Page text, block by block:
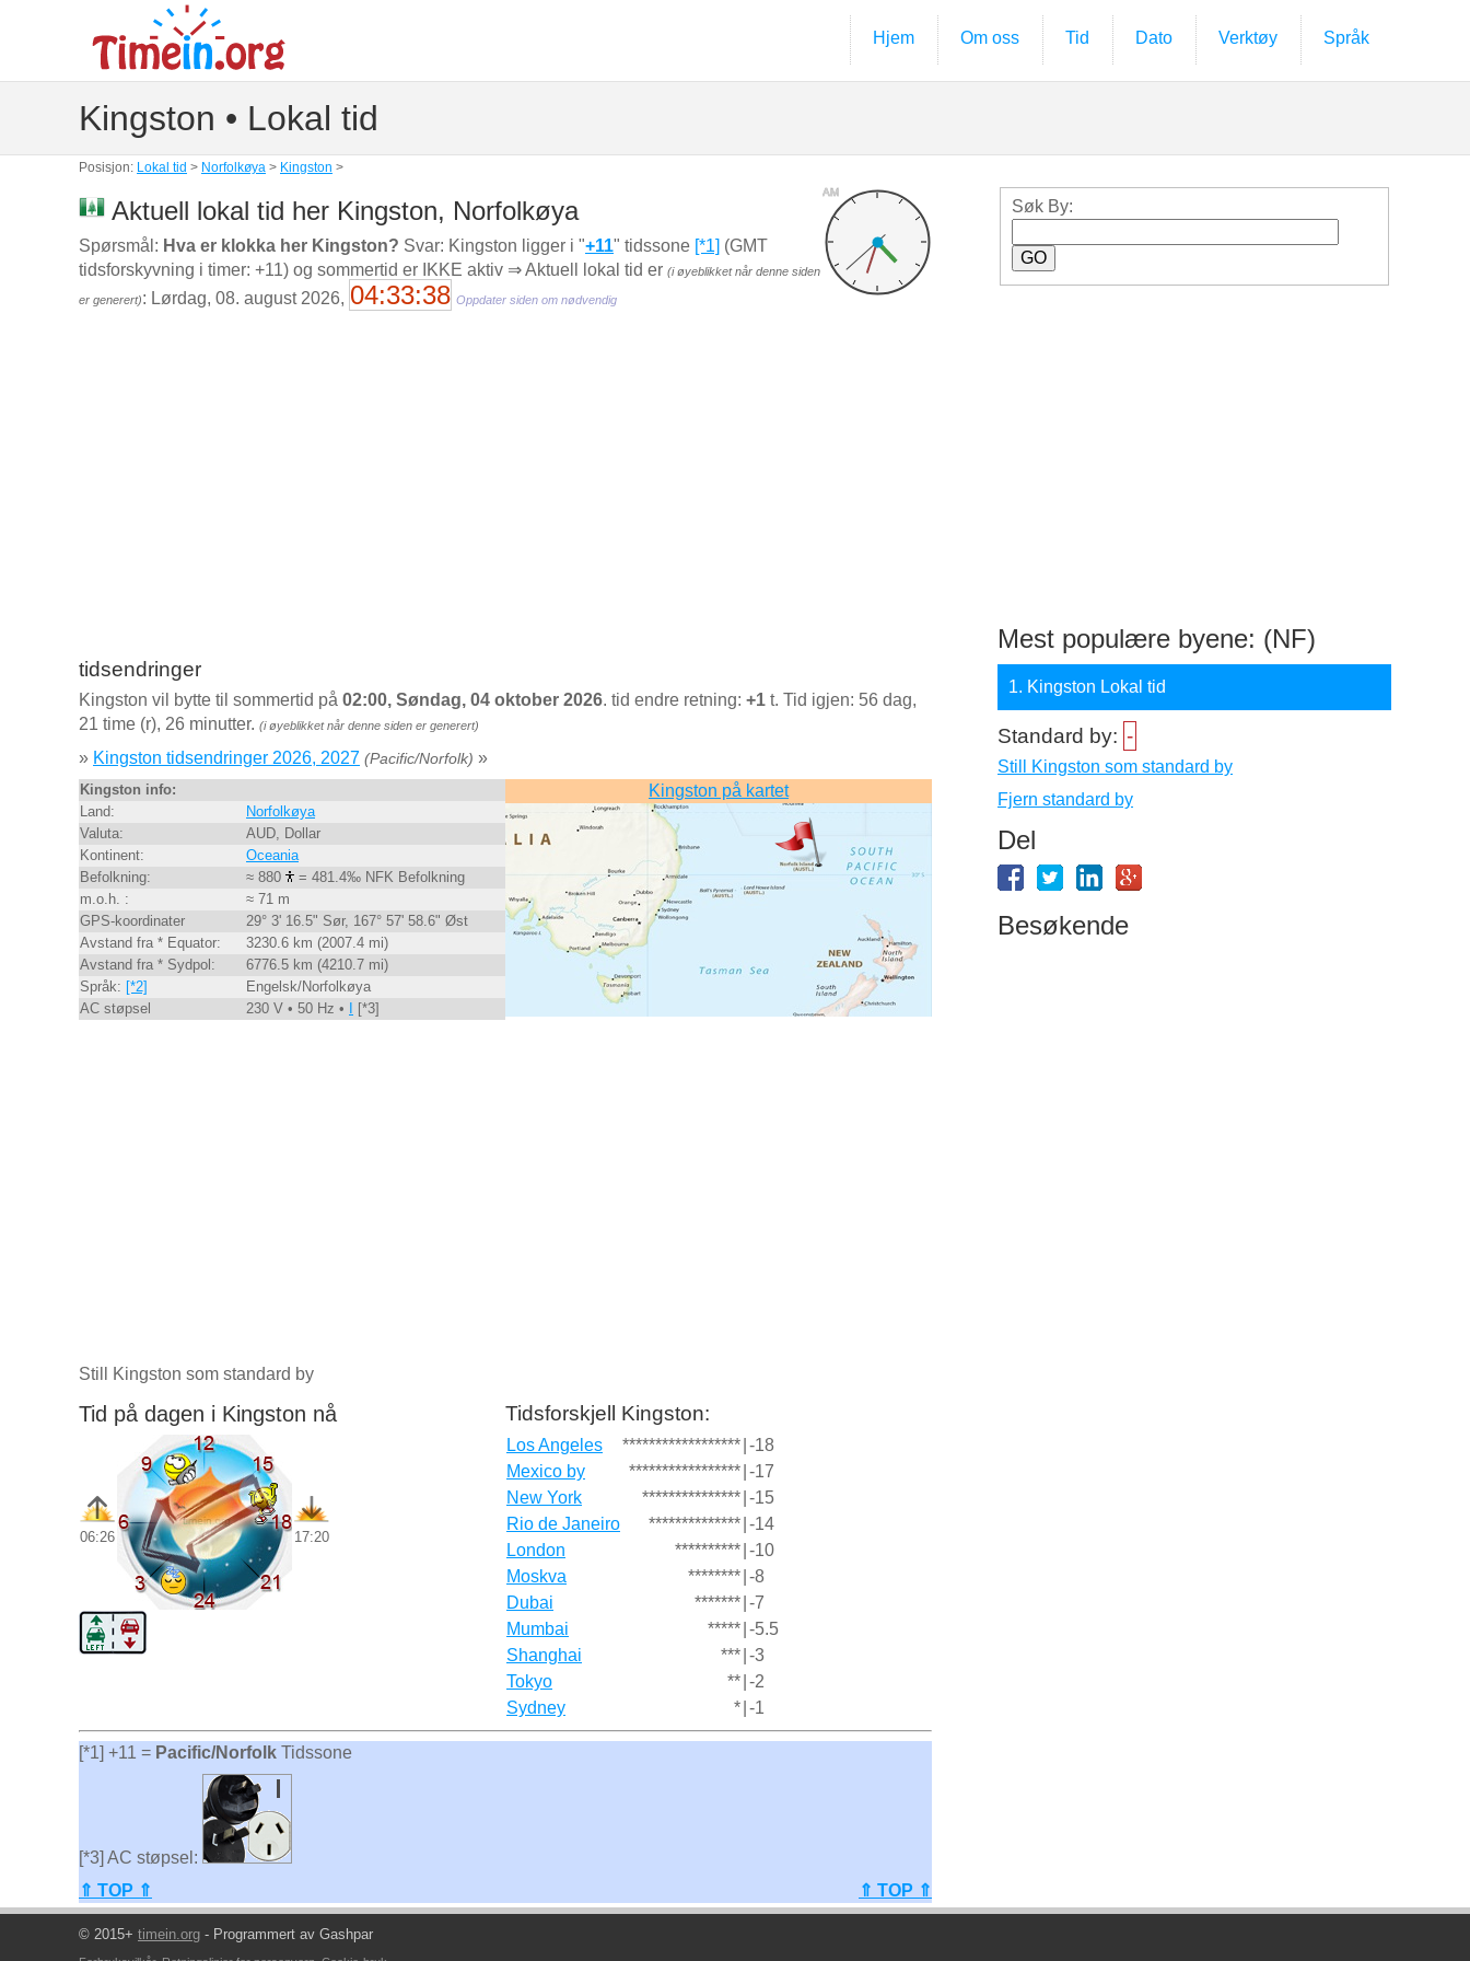
Hjem Om oss Tid Dato Verktøy Språk
Kingston • Lokal tid
Posisjon: Lokal tid > Norfolkøya > Kingston >
AM
Aktuell lokal tid her Kingston, Norfolkøya
Spørsmål: Hva er klokka her Kingston? Svar: Kingston ligger i "+11" tidssone [*1] (GMT
tidsforskyvning i timer: +11) og sommertid er IKKE aktiv ⇒ Aktuell lokal tid er (i øyeblikket når denne siden
er generert): Lørdag, 08. august 2026, 04:33:39 Oppdater siden om nødvendig
tidsendringer
Kingston vil bytte til sommertid på 02:00, Søndag, 04 oktober 2026. tid endre retning: +1 t. Tid igjen: 56 dag,
21 time (r), 26 minutter. (i øyeblikket når denne siden er generert)
» Kingston tidsendringer 2026, 2027 (Pacific/Norfolk) »
Kingston info:
Land:
Norfolkøya
Valuta:
AUD, Dollar
Kontinent:
Oceania
Befolkning:
≈ 880
= 481.4‰ NFK Befolkning
m.o.h. :
≈ 71 m
GPS-koordinater
29° 3' 16.5" Sør, 167° 57' 58.6" Øst
Avstand fra * Equator:
3230.6 km (2007.4 mi)
Avstand fra * Sydpol:
6776.5 km (4210.7 mi)
Språk: [*2]
Engelsk/Norfolkøya
AC støpsel
230 V • 50 Hz • [*3]
Kingston på kartet
Still Kingston som standard by
Tid på dagen i Kingston nå
06:26 17:20
Tidsforskjell Kingston:
Los Angeles ****************** -18
Mexico by
***************** -17
New York
*************** -15
Rio de Janeiro
************** -14
London
********** -10
Moskva
******** -8
Dubai
******* -7
Mumbai
***** -5.5
Shanghai
*** -3
Tokyo
** -2
Sydney
* -1
[*1] +11 = Pacific/Norfolk Tidssone
[*3] AC støpsel:
⇑ TOP ⇑
⇑ TOP ⇑
Søk By:
Mest populære byene: (NF)
1. Kingston Lokal tid
Standard by: -
Still Kingston som standard by
Fjern standard by
Del
Besøkende
© 2015+ timein.org - Programmert av Gashpar